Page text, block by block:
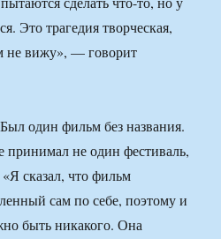
Это трагедия творческая,
не вижу», — говорит
один фильм без названия.
не один фестиваль,
«Я сказал, что фильм
сам по себе, поэтому и
быть никакого. Она